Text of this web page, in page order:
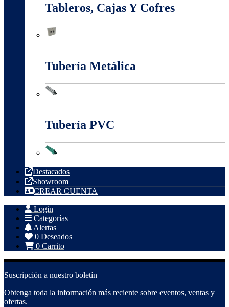
Tableros, Cajas Y Cofres
Tubería Metálica
Tubería PVC
Destacados
Showroom
CREAR CUENTA
Login
Categorías
Alertas
0 Deseados
0 Carrito
Suscripción a nuestro boletín
Obtenga toda la información más reciente sobre eventos, ventas y
ofertas.